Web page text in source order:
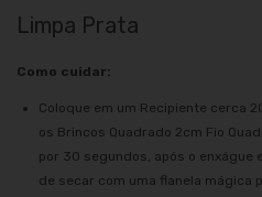
Limpa Prata
Como cuidar:
Coloque em um Recipiente cerca
os Brincos Quadrado 2cm Fio
por 30 segundos, após o enxágue
de secar com uma flanela mágica